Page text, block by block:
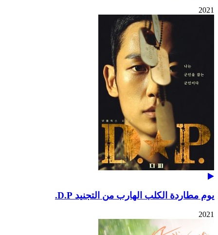
2021
يوم مطاردة الكلب الهارب من التجنيد D.P.
2021